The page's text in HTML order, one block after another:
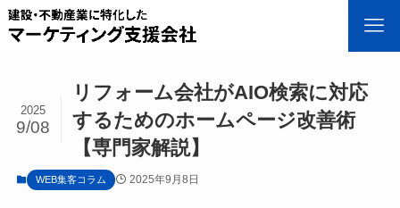
リフォーム会社がAIO検索に対応
するためのホームページ改善術
【専門家解説】
2025
9/08
WEB集客コラム 2025年9月8日